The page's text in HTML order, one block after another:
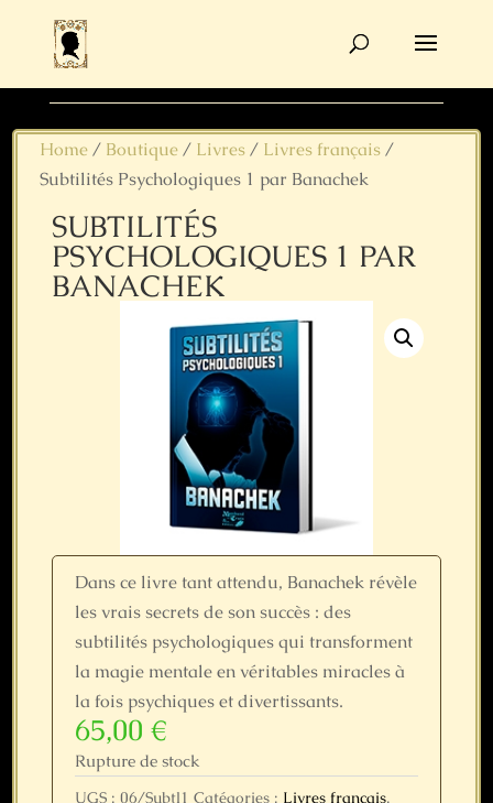
Home/ Boutique/ Livres/ Livres français/
Subtilités Psychologiques 1 par Banachek
SUBTILITÉS
PSYCHOLOGIQUES 1 PAR
BANACHEK
Dans ce livre tant attendu, Banachek révèle
les vrais secrets de son succès : des
subtilités psychologiques qui transforment
la magie mentale en véritables miracles à
la fois psychiques et divertissants.
65,00 €
Rupture de stock
UGS : 06/Subtl1 Catégories : Livres français,